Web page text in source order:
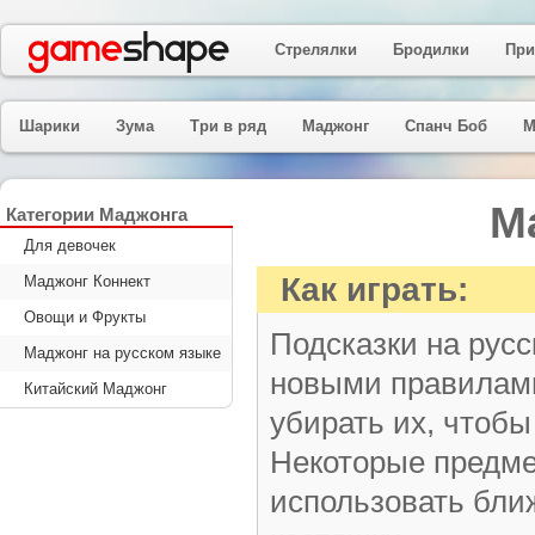
Как играть:
Подсказки на
новыми
убирать их,
Некоторые
использовать
Категории Маджонга
Для девочек
Маджонг Коннект
Овощи и Фрукты
Маджонг на русском языке
Китайский Маджонг
Стрелялки Бродилки
Шарики Зума Три в ряд Маджонг Спанч Боб